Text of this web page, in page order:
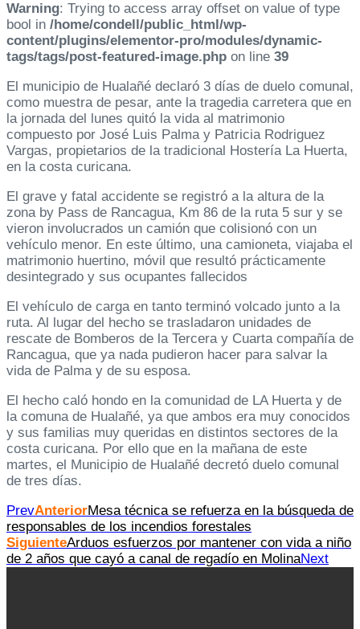
Warning: Trying to access array offset on value of type
bool in /home/condell/public_html/wp-
content/plugins/elementor-pro/modules/dynamic-
tags/tags/post-featured-image.php on line 39
El municipio de Hualañé declaró 3 días de duelo comunal,
como muestra de pesar, ante la tragedia carretera que en
la jornada del lunes quitó la vida al matrimonio
compuesto por José Luis Palma y Patricia Rodriguez
Vargas, propietarios de la tradicional Hostería La Huerta,
en la costa curicana.
El grave y fatal accidente se registró a la altura de la
zona by Pass de Rancagua, Km 86 de la ruta 5 sur y se
vieron involucrados un camión que colisionó con un
vehículo menor. En este último, una camioneta, viajaba el
matrimonio huertino, móvil que resultó prácticamente
desintegrado y sus ocupantes fallecidos
El vehículo de carga en tanto terminó volcado junto a la
ruta. Al lugar del hecho se trasladaron unidades de
rescate de Bomberos de la Tercera y Cuarta compañía de
Rancagua, que ya nada pudieron hacer para salvar la
vida de Palma y de su esposa.
El hecho caló hondo en la comunidad de LA Huerta y de
la comuna de Hualañé, ya que ambos era muy conocidos
y sus familias muy queridas en distintos sectores de la
costa curicana. Por ello que en la mañana de este
martes, el Municipio de Hualañé decretó duelo comunal
de tres días.
PrevAnteriorMesa técnica se refuerza en la búsqueda de
responsables de los incendios forestales
SiguienteArduos esfuerzos por mantener con vida a niño
de 2 años que cayó a canal de regadío en MolinaNext